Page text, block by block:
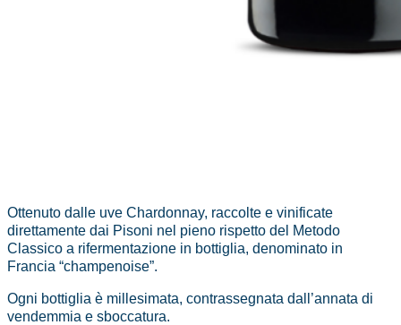
Ottenuto dalle uve Chardonnay, raccolte e vinificate
direttamente dai Pisoni nel pieno rispetto del Metodo
Classico a rifermentazione in bottiglia, denominato in
Francia “champenoise”.
Ogni bottiglia è millesimata, contrassegnata dall’annata di
vendemmia e sboccatura.